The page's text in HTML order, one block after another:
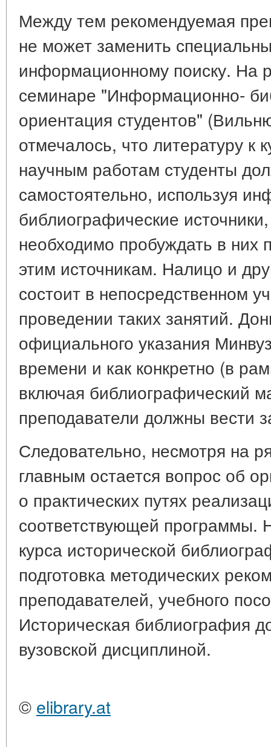
Между тем рекомендуемая
не может заменить
информационному поиску. На
семинаре "Информационно-
ориентация студентов"
отмечалось, что литературу
научным работам студенты
самостоятельно, используя
библиографические
необходимо пробуждать в них
этим источникам. Налицо и
состоит в непосредственном
проведении таких занятий.
официального указания
времени и как конкретно (в
включая библиографический
преподаватели должны вести
Следовательно, несмотря на
главным остается вопрос об
о практических путях
соответствующей программы.
курса исторической
подготовка методических
преподавателей, учебного
Историческая библиография
вузовской дисциплиной.
© elibrary.at